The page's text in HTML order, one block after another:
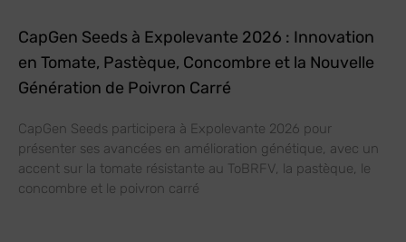
CapGen Seeds à Expolevante 2026 : Innovation
en Tomate, Pastèque, Concombre et la Nouvelle
Génération de Poivron Carré
CapGen Seeds participera à Expolevante 2026 pour
présenter ses avancées en amélioration génétique, avec un
accent sur la tomate résistante au ToBRFV, la pastèque, le
concombre et le poivron carré